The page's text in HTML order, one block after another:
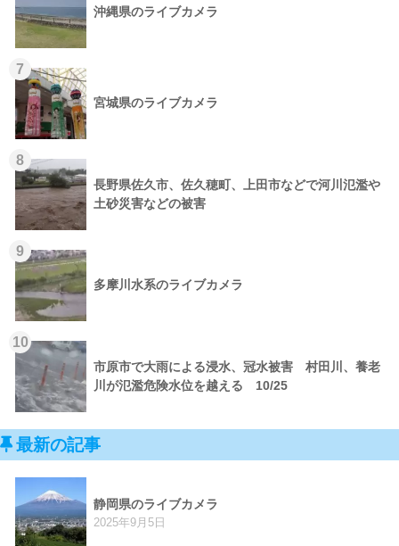
沖縄県のライブカメラ
7
宮城県のライブカメラ
8
長野県佐久市、佐久穂町、上田市などで河川氾濫や
土砂災害などの被害
9
多摩川水系のライブカメラ
10
市原市で大雨による浸水、冠水被害 村田川、養老
川が氾濫危険水位を越える 10/25
最新の記事
静岡県のライブカメラ
2025年9月5日